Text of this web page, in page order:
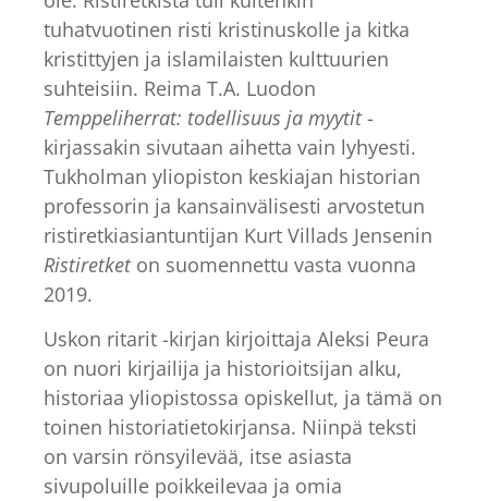
tuhatvuotinen risti kristinuskolle ja kitka
kristittyjen ja islamilaisten kulttuurien
suhteisiin. Reima T.A. Luodon
Temppeliherrat: todellisuus ja myytit-
kirjassakin sivutaan aihetta vain lyhyesti.
Tukholman yliopiston keskiajan historian
professorin ja kansainvälisesti arvostetun
ristiretkiasiantuntijan Kurt Villads Jensenin
Ristiretketon suomennettu vasta vuonna
2019.
Uskon ritarit -kirjan kirjoittaja Aleksi Peura
on nuori kirjailija ja historioitsijan alku,
historiaa yliopistossa opiskellut, ja tämä on
toinen historiatietokirjansa. Niinpä teksti
on varsin rönsyilevää, itse asiasta
sivupoluille poikkeilevaa ja omia